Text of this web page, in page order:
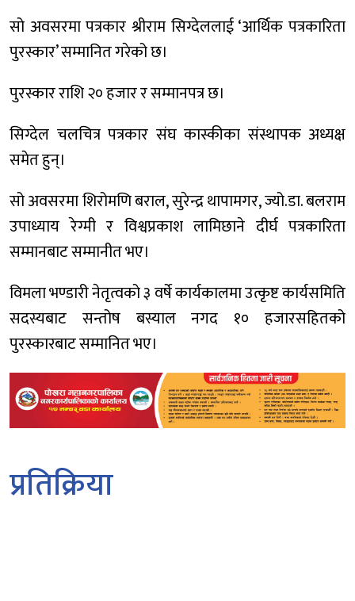
सो अवसरमा पत्रकार श्रीराम सिग्देललाई ‘आर्थिक पत्रकारिता
पुरस्कार’ सम्मानित गरेको छ।
पुरस्कार राशि २० हजार र सम्मानपत्र छ।
सिग्देल चलचित्र पत्रकार संघ कास्कीका संस्थापक अध्यक्ष
समेत हुन्।
सो अवसरमा शिरोमणि बराल, सुरेन्द्र थापामगर, ज्यो.डा. बलराम
उपाध्याय रेग्मी र विश्वप्रकाश लामिछाने दीर्घ पत्रकारिता
सम्मानबाट सम्मानीत भए।
विमला भण्डारी नेतृत्वको ३ वर्षे कार्यकालमा उत्कृष्ट कार्यसमिति
सदस्यबाट सन्तोष बस्याल नगद १० हजारसहितको
पुरस्कारबाट सम्मानित भए।
प्रतिक्रिया